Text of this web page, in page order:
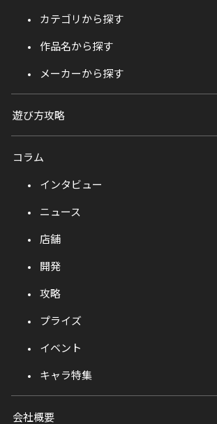
カテゴリから探す
作品名から探す
メーカーから探す
遊び方攻略
コラム
インタビュー
ニュース
店舗
開発
攻略
プライズ
イベント
キャラ特集
会社概要